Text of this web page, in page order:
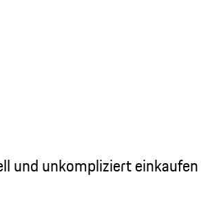
und unkompliziert einkaufen